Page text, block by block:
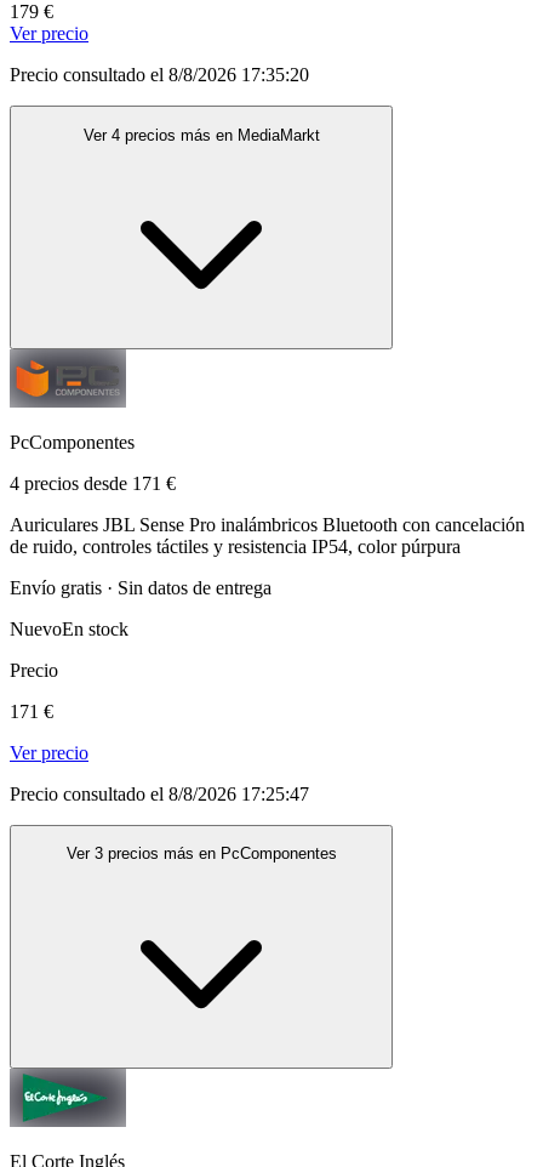
179 €
Ver precio
Precio consultado el 8/8/2026 17:35:20
Ver 4 precios más en MediaMarkt
PcComponentes
4 precios desde 171 €
Auriculares JBL Sense Pro inalámbricos Bluetooth con cancelación
de ruido, controles táctiles y resistencia IP54, color púrpura
Envío gratis · Sin datos de entrega
NuevoEn stock
Precio
171 €
Ver precio
Precio consultado el 8/8/2026 17:25:47
Ver 3 precios más en PcComponentes
El Corte Inglés